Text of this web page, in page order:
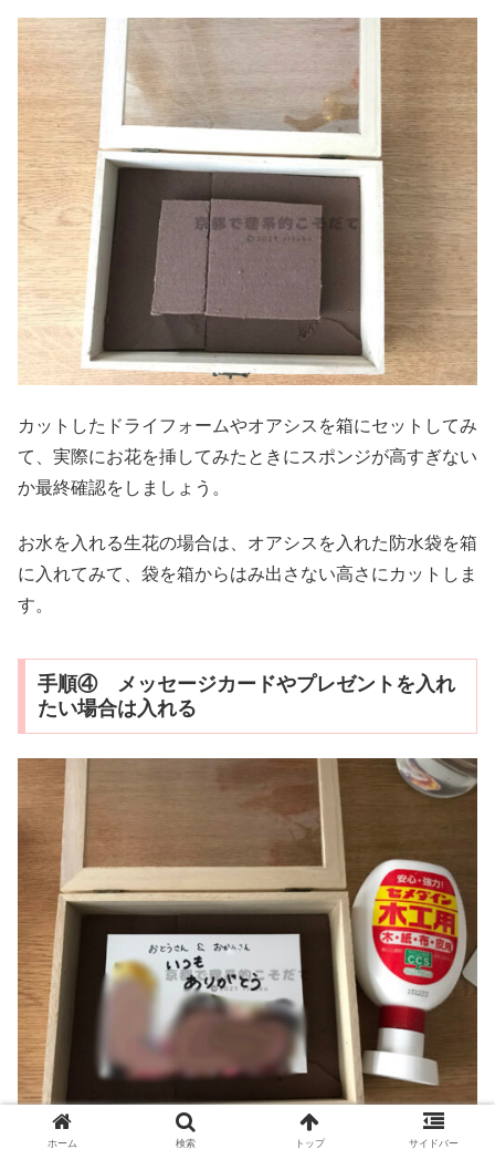
カットしたドライフォームやオアシスを箱にセットしてみ
て、実際にお花を挿してみたときにスポンジが高すぎない
か最終確認をしましょう。
お水を入れる生花の場合は、オアシスを入れた防水袋を箱
に入れてみて、袋を箱からはみ出さない高さにカットしま
す。
手順④ メッセージカードやプレゼントを入れ
たい場合は入れる
ホーム 検索 トップ サイドバー